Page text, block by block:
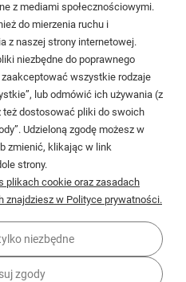
299 45 25
i dostawa
z mediami społecznościowymi.
do mierzenia ruchu i
z naszej strony internetowej.
niezbędne do poprawnego
wszystkie rodzaje
lub odmówić ich używania (z
dostosować pliki do swoich
Udzieloną zgodę możesz w
zmienić, klikając w link
strony.
plikach cookie oraz zasadach
znajdziesz w Polityce prywatności.
niezbędne
zgody